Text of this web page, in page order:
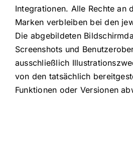
Integrationen. Alle Rechte an
Marken verbleiben bei den
Die abgebildeten
Screenshots und
ausschließlich
von den tatsächlich
Funktionen oder Versionen